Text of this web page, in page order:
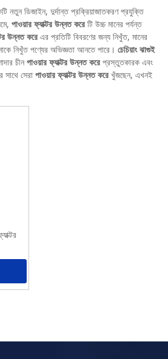
নতুন ডিজাইন, দুর্দান্ত প্রক্রিয়াজাতকরণ প্রযুক্তি
পাওয়ার ফ্যাক্টর উন্নত করে টি উচ্চ মানের পর্যন্ত
উন্নত করে এর প্রতিটি বিবরণের জন্য নিখুঁত, মানের
নিখুঁত পণ্যের অভিজ্ঞতা আনতে পারে। চেচিয়াং ঝাগুই
চীনপাওয়ার ফ্যাক্টর উন্নত করে প্রস্তুতকারক এবং
সাথে সেরা পাওয়ার ফ্যাক্টর উন্নত করে খুঁজছেন, এখনই